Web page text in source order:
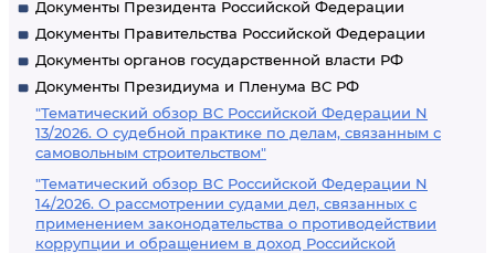
Документы Президента Российской Федерации
Документы Правительства Российской Федерации
Документы органов государственной власти РФ
Документы Президиума и Пленума ВС РФ
"Тематический обзор ВС Российской Федерации N
13/2026. О судебной практике по делам, связанным с
самовольным строительством"
"Тематический обзор ВС Российской Федерации N
14/2026. О рассмотрении судами дел, связанных с
применением законодательства о противодействии
коррупции и обращением в доход Российской